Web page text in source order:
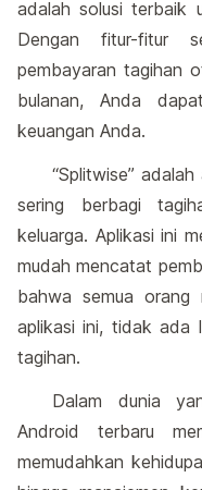
adalah solusi terbaik
Dengan fitur-fitur
pembayaran tagihan
bulanan, Anda
keuangan Anda.
“Splitwise”
sering berbagi
keluarga. Aplikasi ini
mudah mencatat
bahwa semua orang
aplikasi ini, tidak ada
tagihan.
Dalam dunia
Android terbaru
memudahkan